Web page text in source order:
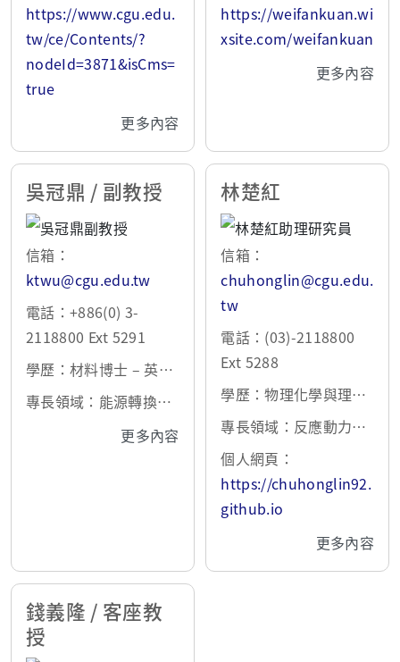
水處理及資源再生技
術、電池回收
https://www.cgu.edu.
tw/ce/Contents/?
nodeId=3871&isCms=
true
更多內容
觸媒化學與界面反應工
程、功能性高分子薄
https://weifankuan.wi
xsite.com/weifankuan
更多內容
吳冠鼎 / 副教授
信箱：
ktwu@cgu.edu.tw
電話：+886(0) 3-
2118800 Ext 5291
學歷：材料博士 – 英國
倫敦帝國理工學院 (Imp
專長領域：能源轉換陶
瓷材料與元件(如固態氧
用技術、氧化物異質介
面工程技術、氧化物表
面/界面分析
更多內容
林楚紅
信箱：
chuhonglin@cgu.edu.
tw
電話：(03)-2118800
Ext 5288
學歷：物理化學與理論
化學博士 – 英國牛津大
專長領域：反應動力學
模擬與第一性原理計
算、電化學、異相催
化、機器學習
個人網頁：
https://chuhonglin92.
github.io
更多內容
錢義隆 / 客座教
授